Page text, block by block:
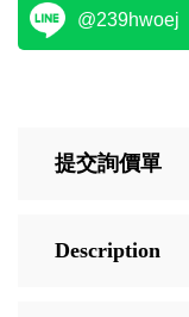
@239hwoej
提交詢價單
Description